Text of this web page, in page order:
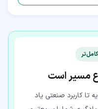
مسیر است
تا کاربرد صنعتی یاد